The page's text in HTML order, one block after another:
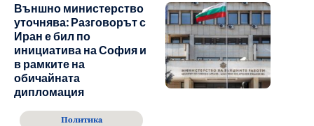
Външно министерство
уточнява: Разговорът с
Иран е бил по
инициатива на София и
в рамките на
обичайната
дипломация
Политика